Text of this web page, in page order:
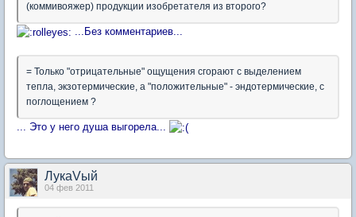
(коммивояжер) продукции изобретателя из второго?
...Без комментариев...
= Только "отрицательные" ощущения сгорают с выделением
тепла, экзотермические, а "положительные" - эндотермические, с
поглощением ?
... Это у него душа выгорела...
ЛукаVый
04 фев 2011